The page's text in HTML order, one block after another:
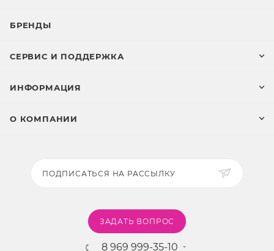
БРЕНДЫ
СЕРВИС И ПОДДЕРЖКА
ИНФОРМАЦИЯ
О КОМПАНИИ
ПОДПИСАТЬСЯ НА РАССЫЛКУ
ЗАДАТЬ ВОПРОС
8 969 999-35-10